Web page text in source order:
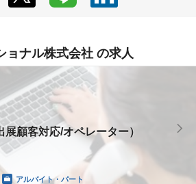
ョナル株式会社 の求人
展顧客対応/オペレーター）
アルバイト・パート